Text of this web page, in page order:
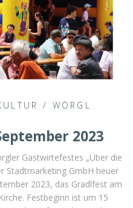
/ WÖRGL
2023
Gastwirtefestes „Über die
Stadtmarketing GmbH heuer
2023, das Gradlfest am
Festbeginn ist um 15